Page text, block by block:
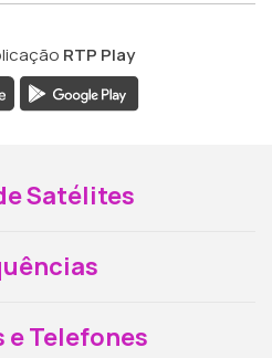
RTP Play
Satélites
e Telefones